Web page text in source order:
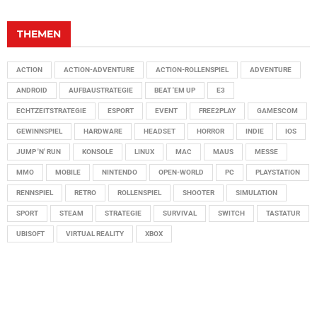
THEMEN
ACTION ACTION-ADVENTURE ACTION-ROLLENSPIEL ADVENTURE
ANDROID AUFBAUSTRATEGIE BEAT 'EM UP E3
ECHTZEITSTRATEGIE ESPORT EVENT FREE2PLAY GAMESCOM
GEWINNSPIEL HARDWARE HEADSET HORROR INDIE IOS
JUMP 'N' RUN KONSOLE LINUX MAC MAUS MESSE
MMO MOBILE NINTENDO OPEN-WORLD PC PLAYSTATION
RENNSPIEL RETRO ROLLENSPIEL SHOOTER SIMULATION
SPORT STEAM STRATEGIE SURVIVAL SWITCH TASTATUR
UBISOFT VIRTUAL REALITY XBOX